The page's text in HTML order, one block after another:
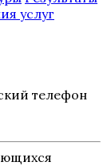
услуг
телефон